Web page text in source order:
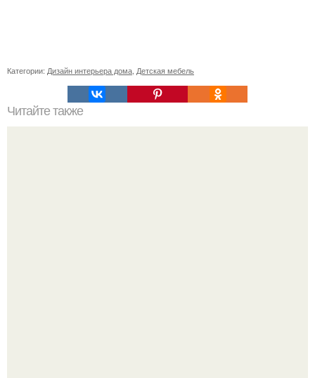
Категории: Дизайн интерьера дома, Детская мебель
Читайте также